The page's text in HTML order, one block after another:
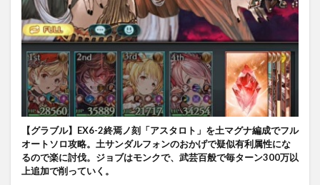
【グラブル】EX6-2終焉ノ刻「アスタロト」を土マグナ編成でフル
オートソロ攻略。土サンダルフォンのおかげで疑似有利属性にな
るので楽に討伐。ジョブはモンクで、武芸百般で毎ターン300万以
上追加で削っていく。